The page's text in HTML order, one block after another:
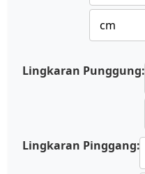
Lingkaran Punggung:
Lingkaran Pinggang: